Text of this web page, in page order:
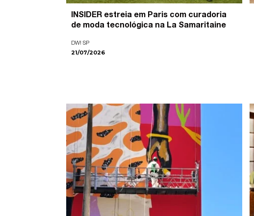
INSIDER estreia em Paris com curadoria
de moda tecnológica na La Samaritaine
DW! SP
21/07/2026